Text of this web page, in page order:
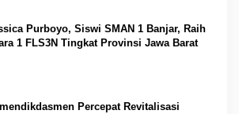
Purboyo, Siswi SMAN 1 Banjar, Raih
1 FLS3N Tingkat Provinsi Jawa Barat
Percepat Revitalisasi